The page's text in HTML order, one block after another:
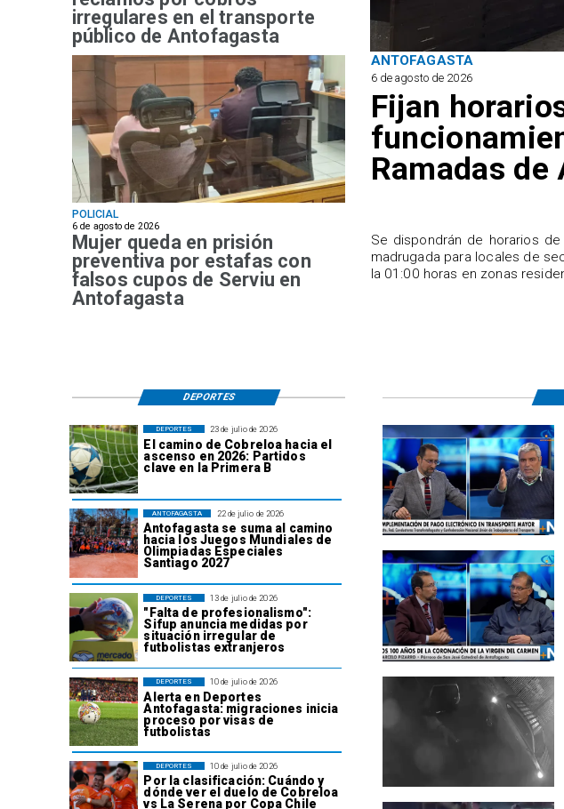
irregulares en el transporte
público de Antofagasta
ANTOFAGASTA
6 de agosto de 2026
Fijan
Ramadas
Se dispondrán de horarios
madrugada para locales de
la 01:00 horas en zonas
POLICIAL
6 de agosto de 2026
Mujer queda en prisión
preventiva por estafas con
falsos cupos de Serviu en
Antofagasta
23 de julio de 2026
El camino de Cobreloa hacia el
ascenso en 2026: Partidos
clave en la Primera B
DEPORTES
22 de julio de 2026
Antofagasta se suma al camino
hacia los Juegos Mundiales de
Olimpiadas Especiales
Santiago 2027
ANTOFAGASTA
13 de julio de 2026
"Falta de profesionalismo":
Sifup anuncia medidas por
situación irregular de
futbolistas extranjeros
DEPORTES
10 de julio de 2026
Alerta en Deportes
Antofagasta: migraciones inicia
proceso por visas de
futbolistas
DEPORTES
10 de julio de 2026
Por la clasificación: Cuándo y
dónde ver el duelo de Cobreloa
vs La Serena por Copa Chile
DEPORTES
DEPORTES